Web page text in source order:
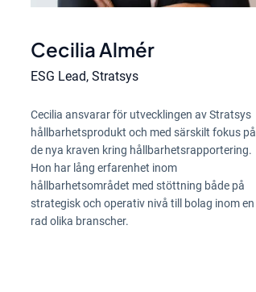
Cecilia Almér
ESG Lead, Stratsys
Cecilia ansvarar för utvecklingen av Stratsys
hållbarhetsprodukt och med särskilt fokus på
de nya kraven kring hållbarhetsrapportering.
Hon har lång erfarenhet inom
hållbarhetsområdet med stöttning både på
strategisk och operativ nivå till bolag inom en
rad olika branscher.